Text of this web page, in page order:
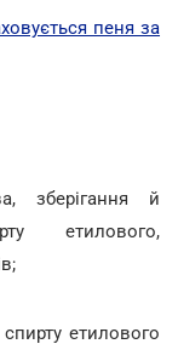
пеня за
зберігання й
етилового,
етилового